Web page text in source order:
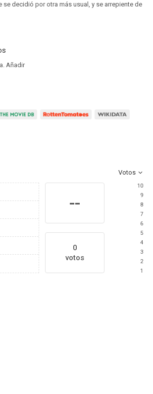
se decidió por otra más usual, y se arrepiente de
Añadir
Votos
--
0
votos
10
9
8
7
6
5
4
3
2
1